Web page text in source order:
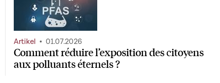
Comment réduire l’exposition des citoyens
aux polluants éternels ?
Artikel 01.07.2026